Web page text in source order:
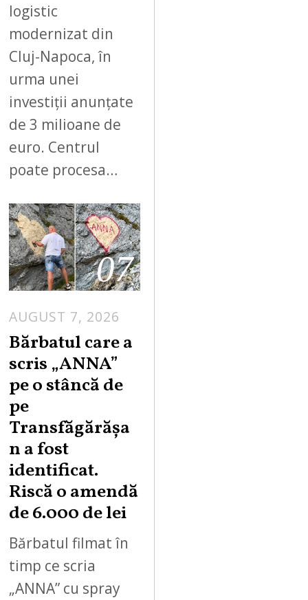
logistic
modernizat din
Cluj-Napoca, în
urma unei
investiții anunțate
de 3 milioane de
euro. Centrul
poate procesa…
07
AUGUST 7, 2026
Bărbatul care a
scris „ANNA”
pe o stâncă de
pe
Transfăgărășa
n a fost
identificat.
Riscă o amendă
de 6.000 de lei
Bărbatul filmat în
timp ce scria
„ANNA” cu spray